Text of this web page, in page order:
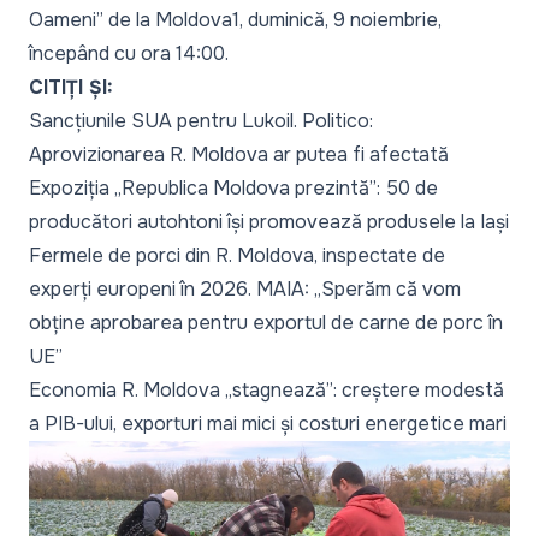
Oameni” de la Moldova1, duminică, 9 noiembrie,
începând cu ora 14:00.
CITIȚI ȘI:
Sancțiunile SUA pentru Lukoil. Politico:
Aprovizionarea R. Moldova ar putea fi afectată
Expoziția „Republica Moldova prezintă”: 50 de
producători autohtoni își promovează produsele la Iași
Fermele de porci din R. Moldova, inspectate de
experți europeni în 2026. MAIA: „Sperăm că vom
obține aprobarea pentru exportul de carne de porc în
UE”
Economia R. Moldova „stagnează”: creștere modestă
a PIB-ului, exporturi mai mici și costuri energetice mari